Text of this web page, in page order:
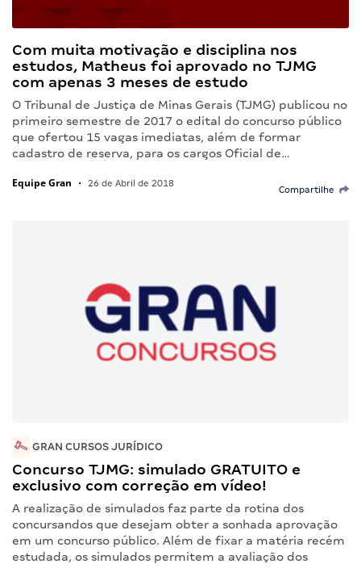
Com muita motivação e disciplina nos
estudos, Matheus foi aprovado no TJMG
com apenas 3 meses de estudo
O Tribunal de Justiça de Minas Gerais (TJMG) publicou no
primeiro semestre de 2017 o edital do concurso público
que ofertou 15 vagas imediatas, além de formar
cadastro de reserva, para os cargos Oficial de…
Equipe Gran • 26 de Abril de 2018
Compartilhe
GRAN CURSOS JURÍDICO
Concurso TJMG: simulado GRATUITO e
exclusivo com correção em vídeo!
A realização de simulados faz parte da rotina dos
concursandos que desejam obter a sonhada aprovação
em um concurso público. Além de fixar a matéria recém
estudada, os simulados permitem a avaliação dos